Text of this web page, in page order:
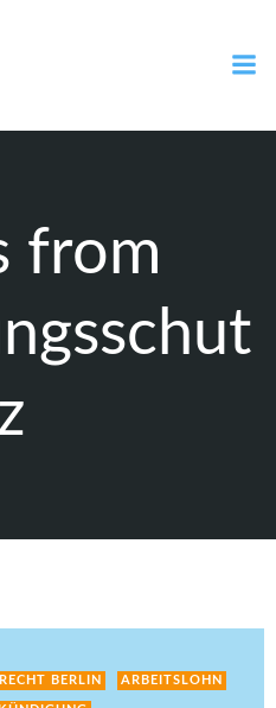
from
BERLIN ARBEITSLOHN